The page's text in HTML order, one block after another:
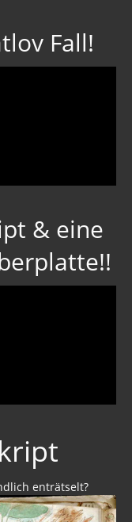
Fall!
& eine
enträtselt?